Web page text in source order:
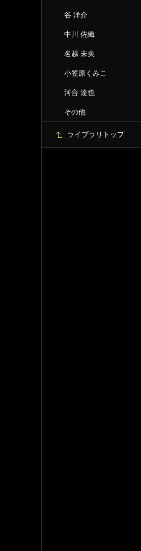
谷 洋介
中川 佐織
名越 未央
小笠原くみこ
河合 達也
その他
ライブラリトップ